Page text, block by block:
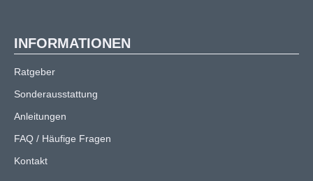
INFORMATIONEN
Ratgeber
Sonderausstattung
Anleitungen
FAQ / Häufige Fragen
Kontakt